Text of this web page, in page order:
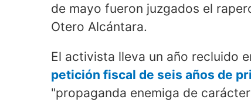
de mayo fueron juzgados el
Otero Alcántara.
El activista lleva un año recluido
petición fiscal de seis años de
"propaganda enemiga de